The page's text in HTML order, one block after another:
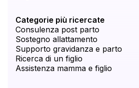
Categorie più ricercate
Consulenza post parto
Sostegno allattamento
Supporto gravidanza e parto
Ricerca di un figlio
Assistenza mamma e figlio